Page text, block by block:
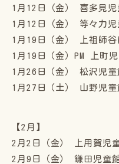
1月12日（金） 喜多見児
1月12日（金） 等々力児
1月19日（金） 上祖師谷
1月19日（金）PM 上町
1月26日（金） 松沢児童
1月27日（土） 山野児童
【2月】
2月2日（金） 上用賀児
2月9日（金） 鎌田児童